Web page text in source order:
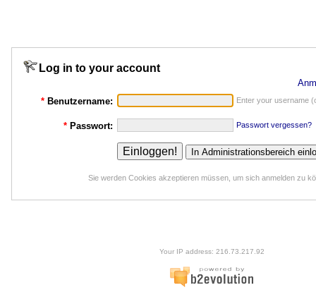
Log in to your account
* Benutzername: Enter your username
* Passwort: Passwort vergessen?
Sie werden Cookies akzeptieren müssen, um sich anmelden zu
Your IP address: 216.73.217.92